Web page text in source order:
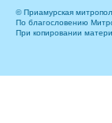
© Приамурская
По благословению
При копировании